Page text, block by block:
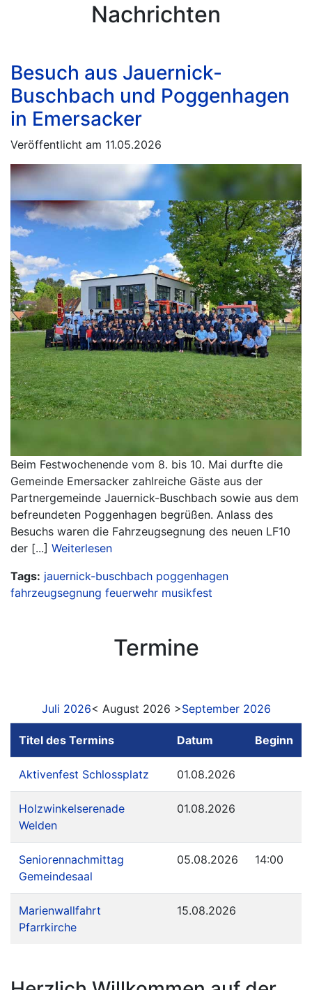
Nachrichten
Besuch aus Jauernick-
Buschbach und Poggenhagen
in Emersacker
Veröffentlicht am 11.05.2026
Beim Festwochenende vom 8. bis 10. Mai durfte die
Gemeinde Emersacker zahlreiche Gäste aus der
Partnergemeinde Jauernick-Buschbach sowie aus dem
befreundeten Poggenhagen begrüßen. Anlass des
Besuchs waren die Fahrzeugsegnung des neuen LF10
der [...] Weiterlesen
Tags: jauernick-buschbach poggenhagen
fahrzeugsegnung feuerwehr musikfest
Termine
Juli 2026< August 2026 >September 2026
Titel des Termins Datum Beginn
Aktivenfest Schlossplatz 01.08.2026
Holzwinkelserenade
Welden
01.08.2026
Seniorennachmittag
Gemeindesaal
05.08.2026 14:00
Marienwallfahrt
Pfarrkirche
15.08.2026